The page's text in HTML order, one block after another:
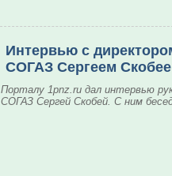
Интервью с
СОГАЗ Сергеем
Порталу 1pnz.ru дал интервью
СОГАЗ Сергей Скобей. С ним